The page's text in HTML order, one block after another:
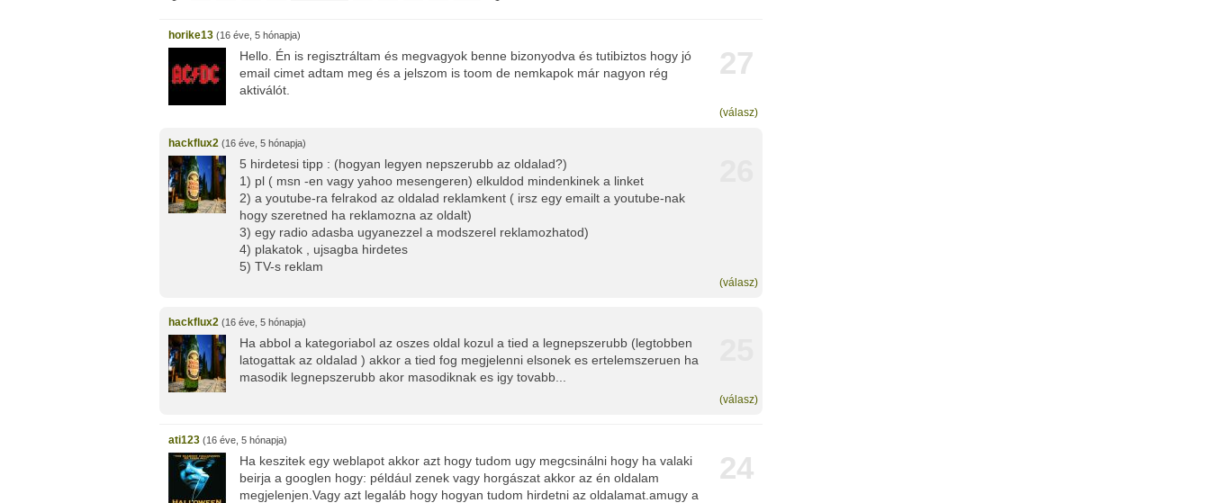
horike13 (16 éve, 5 hónapja)
27
Hello. Én is regisztráltam és megvagyok benne bizonyodva és tutibiztos hogy jó
email cimet adtam meg és a jelszom is toom de nemkapok már nagyon rég
aktiválót.
(válasz)
hackflux2 (16 éve, 5 hónapja)
5 hirdetesi tipp : (hogyan legyen nepszerubb az oldalad?)
1) pl ( msn -en vagy yahoo mesengeren) elkuldod mindenkinek a linket
2) a youtube-ra felrakod az oldalad reklamkent ( irsz egy emailt a youtube-nak
hogy szeretned ha reklamozna az oldalt)
3) egy radio adasba ugyanezzel a modszerel reklamozhatod)
4) plakatok , ujsagba hirdetes
5) TV-s reklam
(válasz)
hackflux2 (16 éve, 5 hónapja)
Ha abbol a kategoriabol az oszes oldal kozul a tied a legnepszerubb (legtobben
latogattak az oldalad ) akkor a tied fog megjelenni elsonek es ertelemszeruen ha
masodik legnepszerubb akor masodiknak es igy tovabb...
(válasz)
ati123 (16 éve, 5 hónapja)
24
Ha keszitek egy weblapot akkor azt hogy tudom ugy megcsinálni hogy ha valaki
beirja a googlen hogy: például zenek vagy horgászat akkor az én oldalam
megjelenjen.Vagy azt legaláb hogy hogyan tudom hirdetni az oldalamat.amugy a